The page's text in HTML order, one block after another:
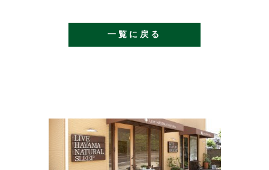
一覧に戻る